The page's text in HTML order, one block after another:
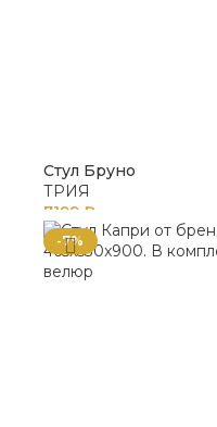
Стул Бруно
ТРИЯ
7199 ₽
-7%